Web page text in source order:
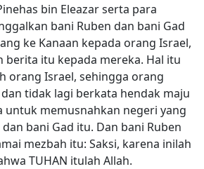
bin Eleazar serta para
bani Ruben dan bani Gad
ke Kanaan kepada orang Israel,
berita itu kepada mereka. Hal itu
orang Israel, sehingga orang
tidak lagi berkata hendak maju
untuk memusnahkan negeri yang
bani Gad itu. Dan bani Ruben
mezbah itu: Saksi, karena inilah
TUHAN itulah Allah.